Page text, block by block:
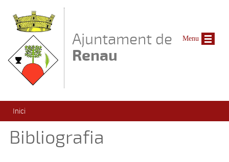
Ajuntament de
Renau
Esteu aquí
Inici
Bibliografia
Menu